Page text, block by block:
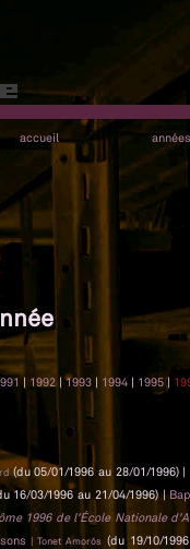
accueil années
| 1992 |1993 | 1994 | 1995|
(du 05/01/1996 au 28/01/1996) |
16/03/1996 au 21/04/1996) |
1996 de l'École Nationale
| Tonet Amorós (du 19/10/